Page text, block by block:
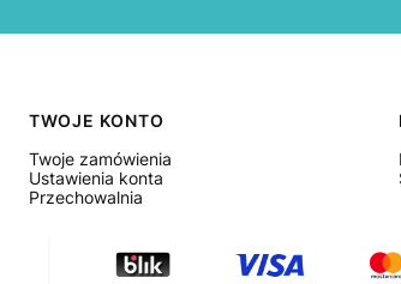
TWOJE KONTO
Twoje zamówienia
Ustawienia konta
Przechowalnia